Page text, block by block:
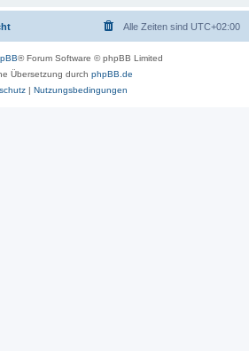
Alle Zeiten sind UTC+02:00
® Forum Software © phpBB Limited
Übersetzung durch phpBB.de
| Nutzungsbedingungen